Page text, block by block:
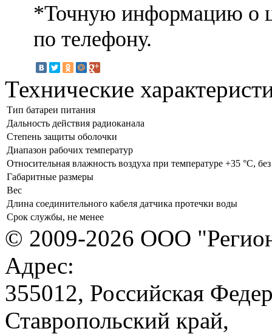
*Точную информацию о
по телефону.
Технические
Тип батареи питания
Дальность действия радиоканала
Степень защиты оболочки
Диапазон рабочих температур
Относительная влажность воздуха при температуре +35 °С,
Габаритные размеры
Вес
Длина соединительного кабеля датчика протечки воды
Срок службы, не менее
© 2009-2026 ООО
Адрес:
355012, Российская
Ставропольский край,